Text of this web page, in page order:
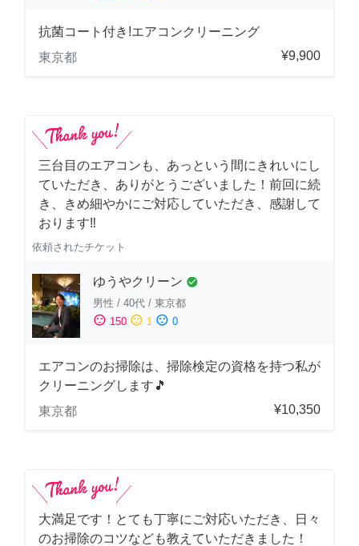
抗菌コート付き!エアコンクリーニング
東京都
¥9,900
三台目のエアコンも、あっという間にきれいにし
ていただき、ありがとうございました！前回に続
き、きめ細やかにご対応していただき、感謝して
おります‼️
依頼されたチケット
ゆうやクリーン check_circle
男性 / 40代 / 東京都
sentiment_satisfied 150 sentiment_neutral 1 sentiment_dissatisfied 0
エアコンのお掃除は、掃除検定の資格を持つ私が
クリーニングします🎵
東京都
¥10,350
大満足です！とても丁寧にご対応いただき、日々
のお掃除のコツなども教えていただきました！